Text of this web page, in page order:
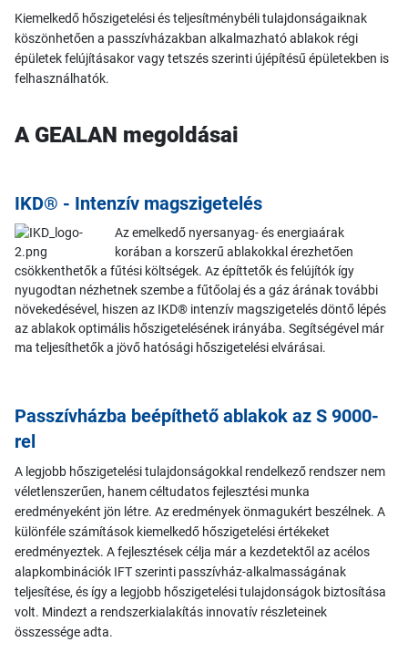
Kiemelkedő hőszigetelési és teljesítménybéli tulajdonságaiknak
köszönhetően a passzívházakban alkalmazható ablakok régi
épületek felújításakor vagy tetszés szerinti újépítésű épületekben is
felhasználhatók.
A GEALAN megoldásai
IKD® - Intenzív magszigetelés
Az emelkedő nyersanyag- és energiaárak
korában a korszerű ablakokkal érezhetően
csökkenthetők a fűtési költségek. Az építtetők és felújítók így
nyugodtan nézhetnek szembe a fűtőolaj és a gáz árának további
növekedésével, hiszen az IKD® intenzív magszigetelés döntő lépés
az ablakok optimális hőszigetelésének irányába. Segítségével már
ma teljesíthetők a jövő hatósági hőszigetelési elvárásai.
Passzívházba beépíthető ablakok az S 9000-
rel
A legjobb hőszigetelési tulajdonságokkal rendelkező rendszer nem
véletlenszerűen, hanem céltudatos fejlesztési munka
eredményeként jön létre. Az eredmények önmagukért beszélnek. A
különféle számítások kiemelkedő hőszigetelési értékeket
eredményeztek. A fejlesztések célja már a kezdetektől az acélos
alapkombinációk IFT szerinti passzívház-alkalmasságának
teljesítése, és így a legjobb hőszigetelési tulajdonságok biztosítása
volt. Mindezt a rendszerkialakítás innovatív részleteinek
összessége adta.